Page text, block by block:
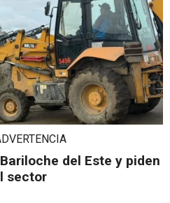
del Este y piden
sector